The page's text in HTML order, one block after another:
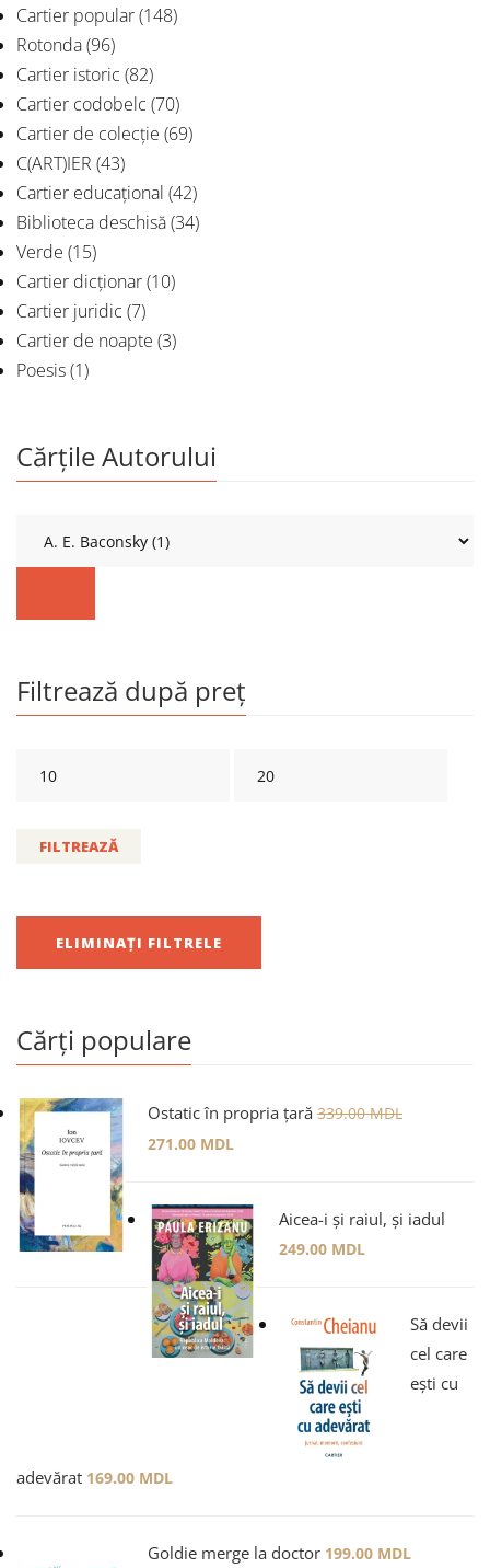
Cartier popular(148)
Rotonda(96)
Cartier istoric (82)
Cartier codobelc (70)
Cartier de colecție (69)
C(ART)IER (43)
Cartier educațional (42)
Biblioteca deschisă(34)
Verde (15)
Cartier dicționar(10)
Cartier juridic (7)
Cartier de noapte (3)
Poesis(1)
Cărțile Autorului
Filtrează după preț
FILTREAZĂ
ELIMINAȚI FILTRELE
Cărți populare
Ostatic în propria țară 339.00MDL
271.00 MDL
Aicea-i și raiul, și iadul
249.00 MDL
Să devii
cel care
ești cu
adevărat 169.00 MDL
Goldie merge la doctor 199.00 MDL